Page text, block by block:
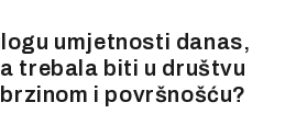
umjetnosti danas,
trebala biti u društvu
i površnošću?